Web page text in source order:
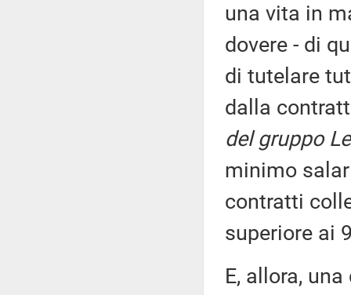
una vita in
dovere - di
di tutelare
dalla
del gruppo
minimo
contratti
superiore ai
E, allora,